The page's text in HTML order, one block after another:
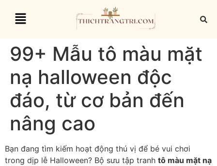
99+ Mẫu tô màu mặt
nạ halloween độc
đáo, từ cơ bản đến
nâng cao
Bạn đang tìm kiếm hoạt động thú vị để bé vui chơi
trong dịp lễ Halloween? Bộ sưu tập tranh tô màu mặt nạ